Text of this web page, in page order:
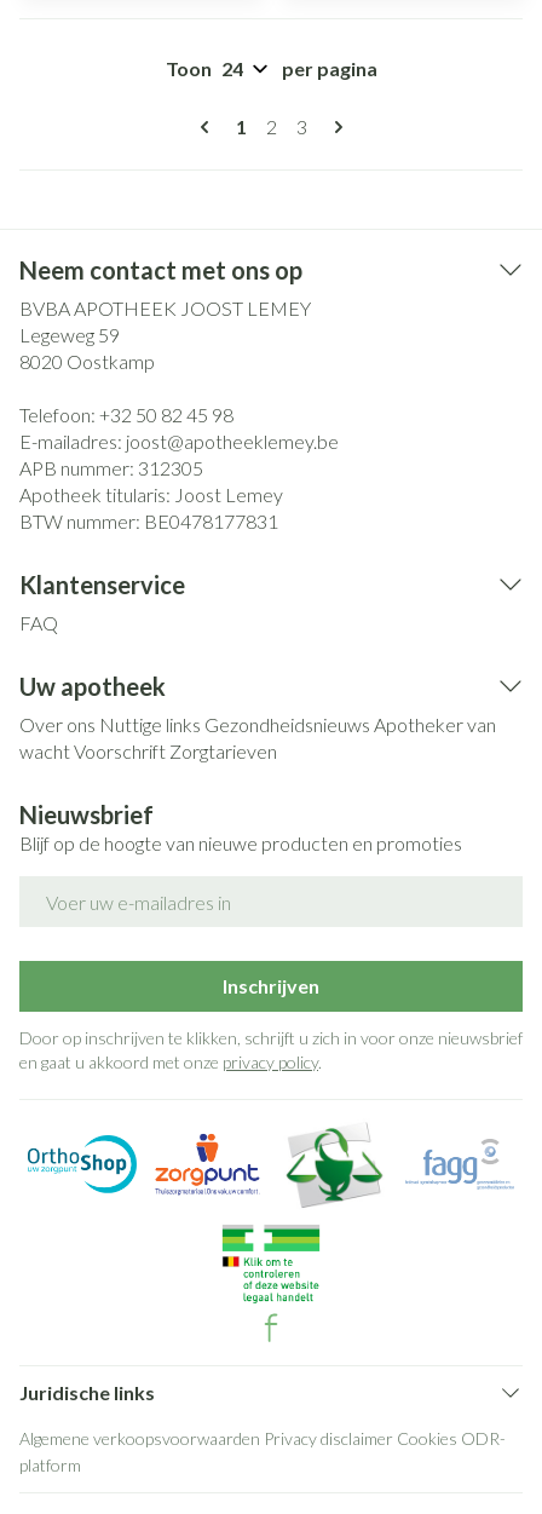
Pagina's
U lees momenteel pagina
1 Pagina
2 Pagina
3
Toon per pagina
Neem contact met ons op
BVBA APOTHEEK JOOST LEMEY
Legeweg 59
8020 Oostkamp
Telefoon: +32 50 82 45 98
E-mailadres: joost@apotheeklemey.be
APB nummer: 312305
Apotheek titularis: Joost Lemey
BTW nummer: BE0478177831
Klantenservice
FAQ
Uw apotheek
Over ons Nuttige links Gezondheidsnieuws Apotheker van
wachtVoorschrift Zorgtarieven
Nieuwsbrief
Blijf op de hoogte van nieuwe producten en promoties
Inschrijven
Door op inschrijven te klikken, schrijft u zich in voor onze nieuwsbrief
en gaat u akkoord met onze privacy policy.
Juridische links
Algemene verkoopsvoorwaarden Privacy disclaimer Cookies ODR-
platform